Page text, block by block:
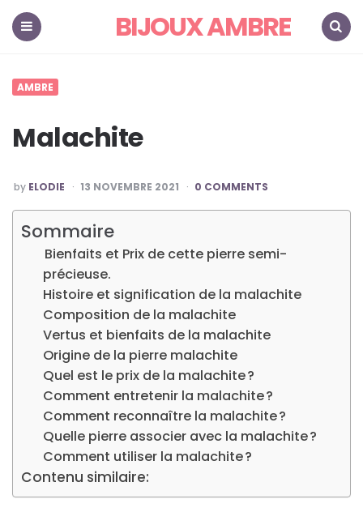
BIJOUX AMBRE
AMBRE
Malachite
POSTED
BY
by ELODIE 13 NOVEMBRE 2021 0 COMMENTS
Sommaire
Bienfaits et Prix de cette pierre semi-
précieuse.
Histoire et signification de la malachite
Composition de la malachite
Vertus et bienfaits de la malachite
Origine de la pierre malachite
Quel est le prix de la malachite ?
Comment entretenir la malachite ?
Comment reconnaître la malachite ?
Quelle pierre associer avec la malachite ?
Comment utiliser la malachite ?
Contenu similaire: